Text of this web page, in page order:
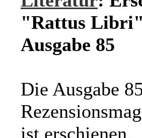
"Rattus
Ausgabe 85
Die Ausgabe
ist erschienen.